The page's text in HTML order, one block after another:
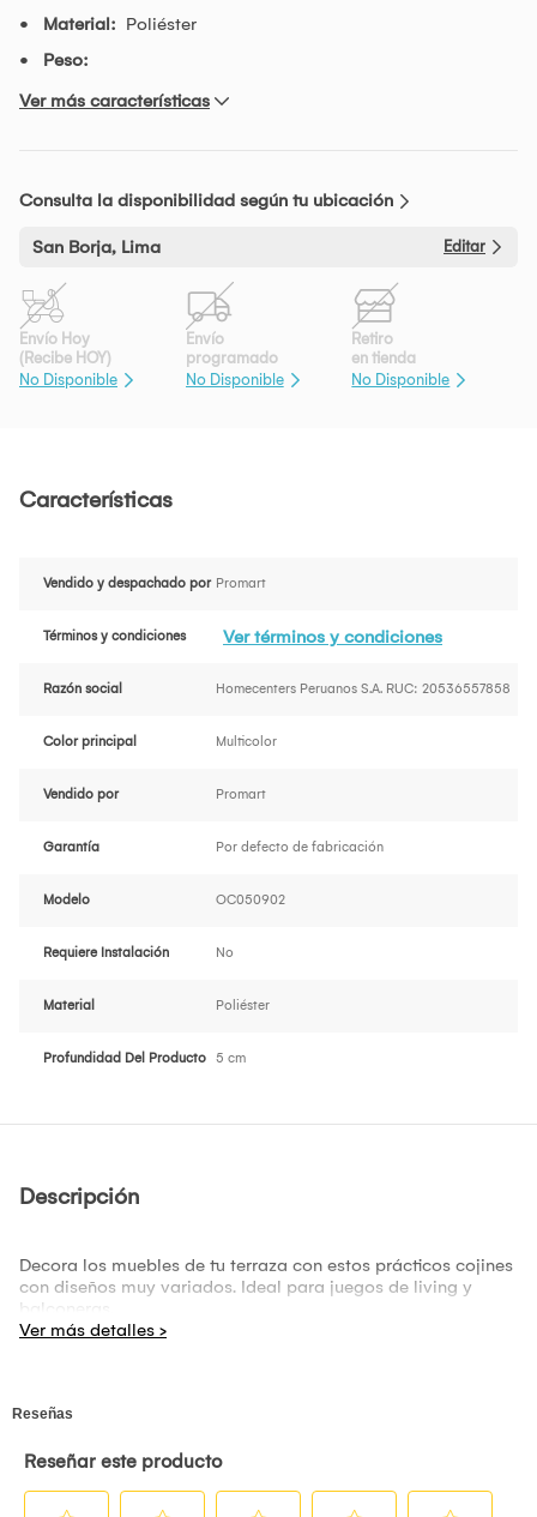
Material: Poliéster
Peso:
Ver más características
Consulta la disponibilidad según tu ubicación
San Borja, Lima Editar
Envío Hoy
(Recibe HOY)
No Disponible
Envío
programado
No Disponible
Retiro
en tienda
No Disponible
Características
Vendido y despachado por Promart
Términos y condiciones Ver términos y condiciones
Razón social Homecenters Peruanos S.A. RUC: 20536557858
Color principal Multicolor
Vendido por Promart
Garantía Por defecto de fabricación
Modelo OC050902
Requiere Instalación No
Material Poliéster
Profundidad Del Producto 5 cm
Descripción
Decora los muebles de tu terraza con estos prácticos cojines
con diseños muy variados. Ideal para juegos de living y
balconeras.